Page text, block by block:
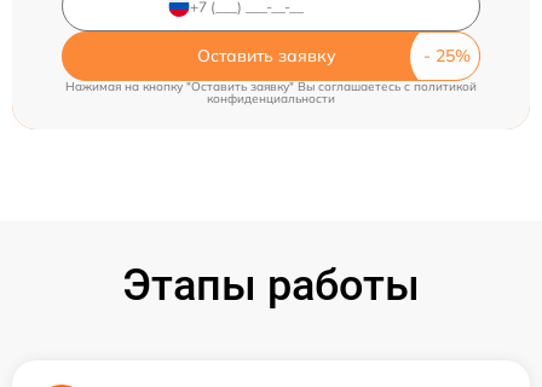
Оставить заявку
Нажимая на кнопку "Оставить заявку" Вы соглашаетесь cполитикой
конфиденциальности
Этапы работы